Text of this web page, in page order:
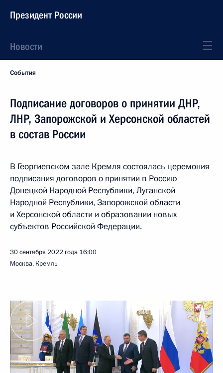
Президент России
Новости
События
Подписание договоров о принятии ДНР,
ЛНР, Запорожской и Херсонской областей
в состав России
В Георгиевском зале Кремля состоялась церемония
подписания договоров о принятии в Россию
Донецкой Народной Республики, Луганской
Народной Республики, Запорожской области
и Херсонской области и образовании новых
субъектов Российской Федерации.
30 сентября 2022 года 16:00
Москва, Кремль